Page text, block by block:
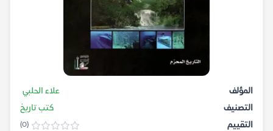
المؤلف
علاء الحلبي
التصنيف
كتب تاريخ
التقييم
(0)